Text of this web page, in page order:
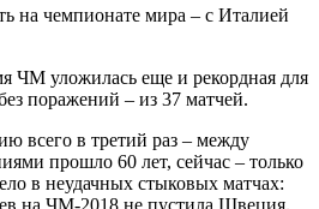
на чемпионате мира – с Италией
ЧМ уложилась еще и рекордная для
поражений – из 37 матчей.
всего в третий раз – между
прошло 60 лет, сейчас – только
в неудачных стыковых матчах:
на ЧМ-2018 не пустила Швеция.